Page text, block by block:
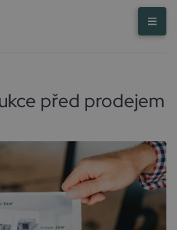
před prodejem